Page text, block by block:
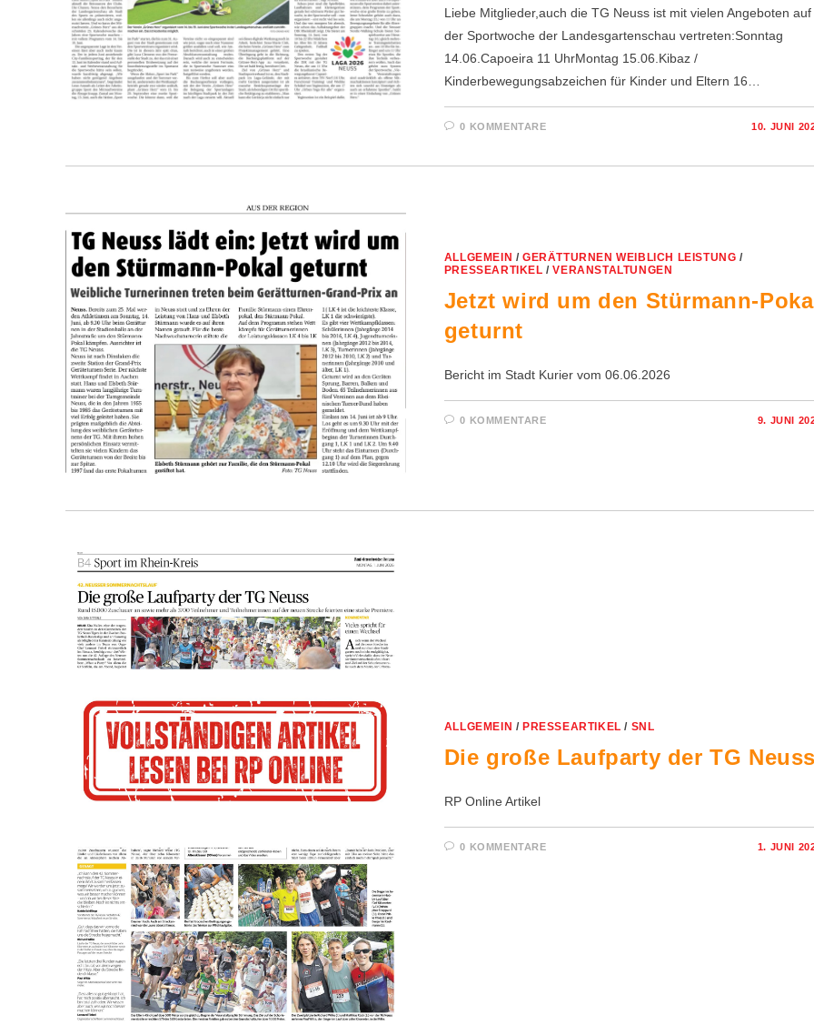
Liebe Mitglieder,auch die TG Neuss ist mit vielen Angeboten auf
der Sportwoche der Landesgartenschau vertreten:Sonntag
14.06.Capoeira 11 UhrMontag 15.06.Kibaz /
Kinderbewegungsabzeichen für Kinder und Eltern 16…
0 KOMMENTARE 10. JUNI
ALLGEMEIN /GERÄTTURNEN WEIBLICH LEISTUNG /
PRESSEARTIKEL /VERANSTALTUNGEN
Jetzt wird um den Stürmann-
geturnt
Bericht im Stadt Kurier vom 06.06.2026
0 KOMMENTARE 9. JUNI
ALLGEMEIN / PRESSEARTIKEL / SNL
Die große Laufparty der TG
RP Online Artikel
0 KOMMENTARE 1. JUNI